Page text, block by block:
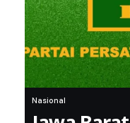
Nasional